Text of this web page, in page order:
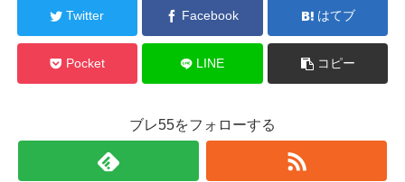
Twitter Facebook はてブ
Pocket LINE コピー
ブレ55をフォローする